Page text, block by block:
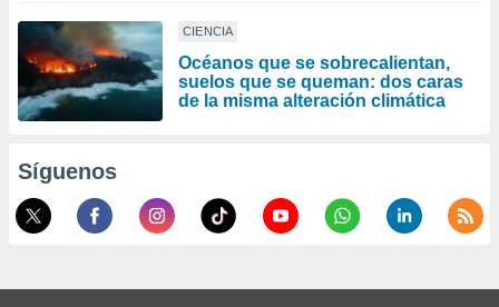
CIENCIA
Océanos que se sobrecalientan,
suelos que se queman: dos caras
de la misma alteración climática
Síguenos